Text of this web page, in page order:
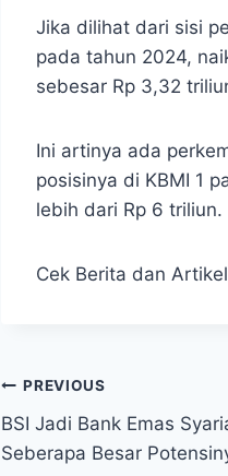
Jika dilihat dari sisi
pada tahun 2024,
sebesar Rp 3,32
Ini artinya ada
posisinya di KBMI 1
lebih dari Rp 6 triliun.
Cek Berita dan
Post
navigation
PREVIOUS
BSI Jadi Bank Emas
Seberapa Besar